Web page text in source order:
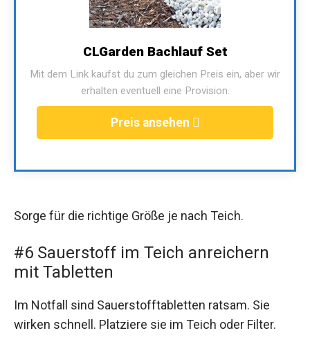
CLGarden Bachlauf Set
Mit dem Link kaufst du zum gleichen Preis ein, aber wir
erhalten eventuell eine Provision.
Preis ansehen
Sorge für die richtige Größe je nach Teich.
#6 Sauerstoff im Teich anreichern
mit Tabletten
Im Notfall sind Sauerstofftabletten ratsam. Sie
wirken schnell. Platziere sie im Teich oder Filter.